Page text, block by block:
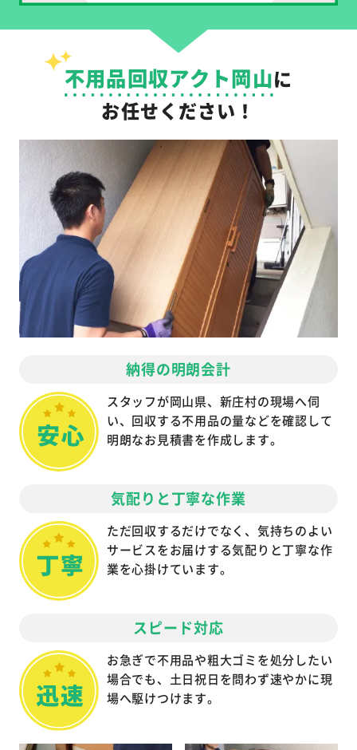
不用品回収アクト岡山に
お任せください！
納得の明朗会計
スタッフが岡山県、新庄村の現場へ伺
い、回収する不用品の量などを確認して
明朗なお見積書を作成します。
気配りと丁寧な作業
ただ回収するだけでなく、気持ちのよい
サービスをお届けする気配りと丁寧な作
業を心掛けています。
スピード対応
お急ぎで不用品や粗大ゴミを処分したい
場合でも、土日祝日を問わず速やかに現
場へ駆けつけます。